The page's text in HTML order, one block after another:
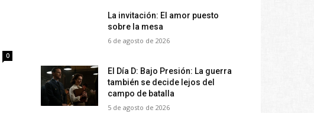
0
La invitación: El amor puesto
sobre la mesa
6 de agosto de 2026
El Día D: Bajo Presión: La guerra
también se decide lejos del
campo de batalla
5 de agosto de 2026